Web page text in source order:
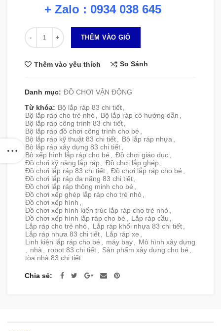
+ Zalo : 0934 038 645
Số lượng
THÊM VÀO GIỎ
Thêm vào yêu thích So Sánh
Danh mục: ĐỒ CHƠI VẬN ĐỘNG
Từ khóa: Bộ lắp ráp 83 chi tiết,
Bộ lắp ráp cho trẻ nhỏ , Bộ lắp ráp có hướng dẫn ,
Bộ lắp ráp công trình 83 chi tiết,
Bộ lắp ráp đồ chơi công trình cho bé ,
Bộ lắp ráp kỹ thuật 83 chi tiết, Bộ lắp ráp nhựa,
Bộ lắp ráp xây dựng 83 chi tiết,
Bộ xếp hình lắp ráp cho bé , Đồ chơi giáo dục,
Đồ chơi kỹ năng lắp ráp, Đồ chơi lắp ghép,
Đồ chơi lắp ráp 83 chi tiết, Đồ chơi lắp ráp cho bé ,
Đồ chơi lắp ráp đa năng 83 chi tiết,
Đồ chơi lắp ráp thông minh cho bé ,
Đồ chơi xếp ghép lắp ráp cho trẻ nhỏ ,
Đồ chơi xếp hình ,
Đồ chơi xếp hình kiến trúc lắp ráp cho trẻ nhỏ ,
Đồ chơi xếp hình lắp ráp cho bé , Lắp ráp cầu ,
Lắp ráp cho trẻ nhỏ , Lắp ráp khối nhựa 83 chi tiết,
Lắp ráp nhựa 83 chi tiết, Lắp ráp xe ,
Linh kiện lắp ráp cho bé , máy bay, Mô hình xây dựng
, nhà, robot 83 chi tiết, Sản phẩm xây dựng cho bé ,
tòa nhà 83 chi tiết
Chia sẻ